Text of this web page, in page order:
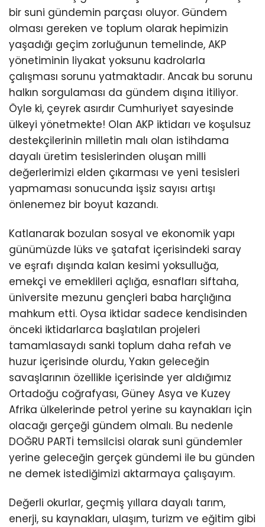
bir suni gündemin parçası oluyor. Gündem
olması gereken ve toplum olarak hepimizin
yaşadığı geçim zorluğunun temelinde, AKP
yönetiminin liyakat yoksunu kadrolarla
çalışması sorunu yatmaktadır. Ancak bu sorunu
halkın sorgulaması da gündem dışına itiliyor.
Öyle ki, çeyrek asırdır Cumhuriyet sayesinde
ülkeyi yönetmekte! Olan AKP iktidarı ve koşulsuz
destekçilerinin milletin malı olan istihdama
dayalı üretim tesislerinden oluşan milli
değerlerimizi elden çıkarması ve yeni tesisleri
yapmaması sonucunda işsiz sayısı artışı
önlenemez bir boyut kazandı.
Katlanarak bozulan sosyal ve ekonomik yapı
günümüzde lüks ve şatafat içerisindeki saray
ve eşrafı dışında kalan kesimi yoksulluğa,
emekçi ve emeklileri açlığa, esnafları siftaha,
üniversite mezunu gençleri baba harçlığına
mahkum etti. Oysa iktidar sadece kendisinden
önceki iktidarlarca başlatılan projeleri
tamamlasaydı sanki toplum daha refah ve
huzur içerisinde olurdu, Yakın geleceğin
savaşlarının özellikle içerisinde yer aldığımız
Ortadoğu coğrafyası, Güney Asya ve Kuzey
Afrika ülkelerinde petrol yerine su kaynakları için
olacağı gerçeği gündem olmalı. Bu nedenle
DOĞRU PARTİ temsilcisi olarak suni gündemler
yerine geleceğin gerçek gündemi ile bu günden
ne demek istediğimizi aktarmaya çalışayım.
Değerli okurlar, geçmiş yıllara dayalı tarım,
enerji, su kaynakları, ulaşım, turizm ve eğitim gibi